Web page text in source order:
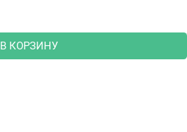
В КОРЗИНУ